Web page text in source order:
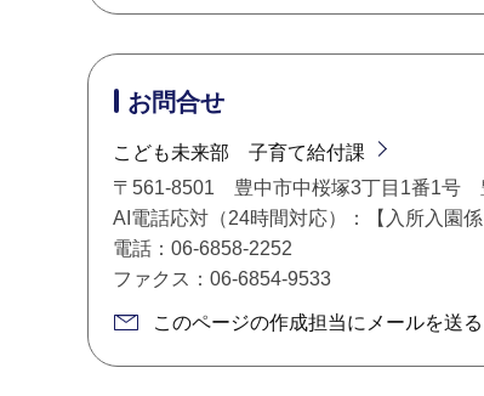
お問合せ
こども未来部 子育て給付課
〒561-8501 豊中市中桜塚3丁目1番1号
AI電話応対（24時間対応）：【入所入園
電話：06-6858-2252
ファクス：06-6854-9533
このページの作成担当にメールを送る